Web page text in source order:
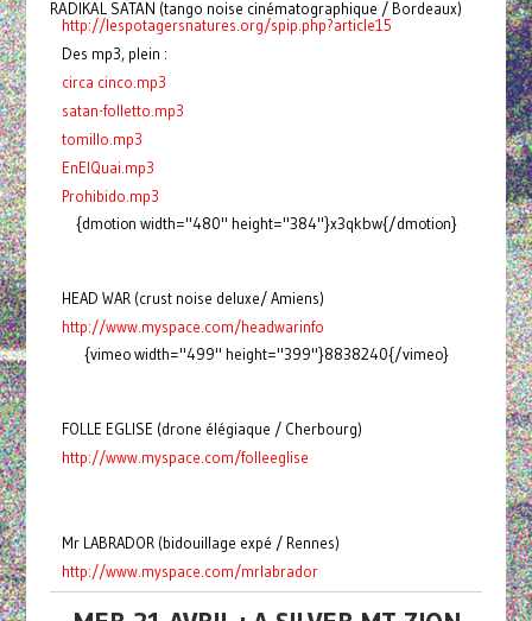
RADIKAL SATAN (tango noise cinématographique / Bordeaux)
http://lespotagersnatures.org/spip.php?article15
Des mp3, plein :
circa cinco.mp3
satan-folletto.mp3
tomillo.mp3
EnElQuai.mp3
Prohibido.mp3
{dmotion width="480" height="384"}x3qkbw{/dmotion}
HEAD WAR (crust noise deluxe/ Amiens)
http://www.myspace.com/headwarinfo
{vimeo width="499" height="399"}8838240{/vimeo}
FOLLE EGLISE (drone élégiaque / Cherbourg)
http://www.myspace.com/folleeglise
Mr LABRADOR (bidouillage expé / Rennes)
http://www.myspace.com/mrlabrador